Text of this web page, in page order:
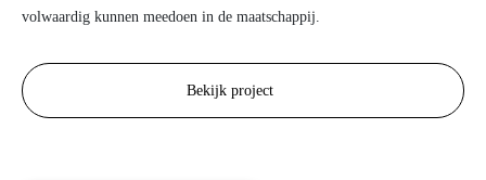
volwaardig kunnen meedoen in de maatschappij.
Bekijk project